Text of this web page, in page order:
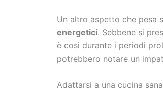
Un altro aspetto che pesa
energetici. Sebbene si
è così durante i periodi
potrebbero notare un
Adattarsi a una cucina sana